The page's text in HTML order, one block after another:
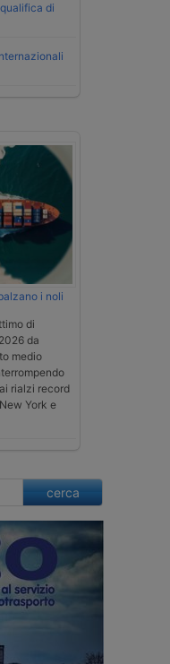
di
i noli
di
da
medio
rialzi record
York e
cerca